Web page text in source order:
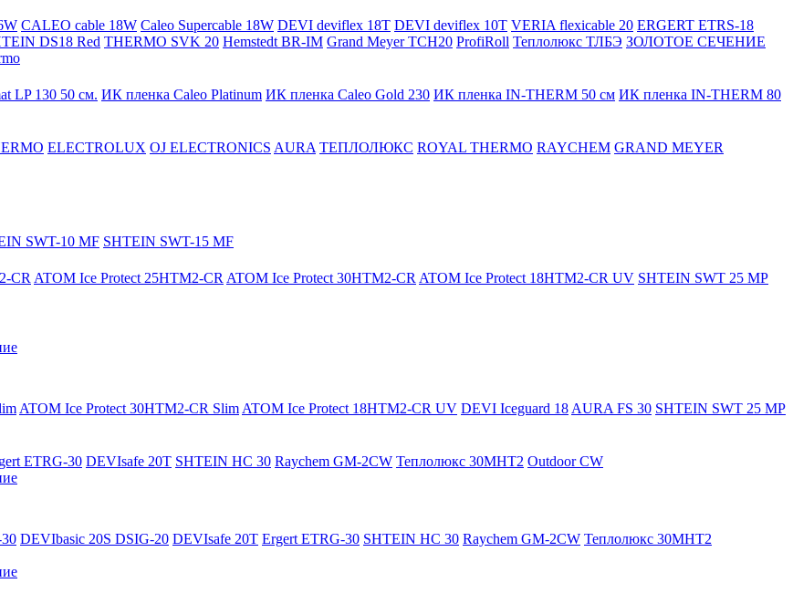
CALEO cable 18W Caleo Supercable 18W DEVI deviflex 18T DEVI deviflex 10T VERIA flexicable 20 ERGERT ETRS-18
DS18 Red THERMO SVK 20 Hemstedt BR-IM Grand Meyer TCH20 ProfiRoll Теплолюкс ТЛБЭ ЗОЛОТОЕ СЕЧЕНИЕ
LP 130 50 cм. ИК пленка Caleo Platinum ИК пленка Caleo Gold 230 ИК пленка IN-THERM 50 см ИК пленка IN-THERM 80
ELECTROLUX OJ ELECTRONICS AURA ТЕПЛОЛЮКС ROYAL THERMO RAYCHEM GRAND MEYER
SWT-10 MF SHTEIN SWT-15 MF
CR ATOM Ice Protect 25HTM2-CR ATOM Ice Protect 30HTM2-CR ATOM Ice Protect 18HTM2-CR UV SHTEIN SWT 25 MP
ATOM Ice Protect 30HTM2-CR Slim ATOM Ice Protect 18HTM2-CR UV DEVI Iceguard 18 AURA FS 30 SHTEIN SWT 25 MP
ETRG-30 DEVIsafe 20T SHTEIN HC 30 Raychem GM-2CW Теплолюкс 30МНТ2 Outdoor CW
DEVIbasic 20S DSIG-20 DEVIsafe 20T Ergert ETRG-30 SHTEIN HC 30 Raychem GM-2CW Теплолюкс 30МНТ2